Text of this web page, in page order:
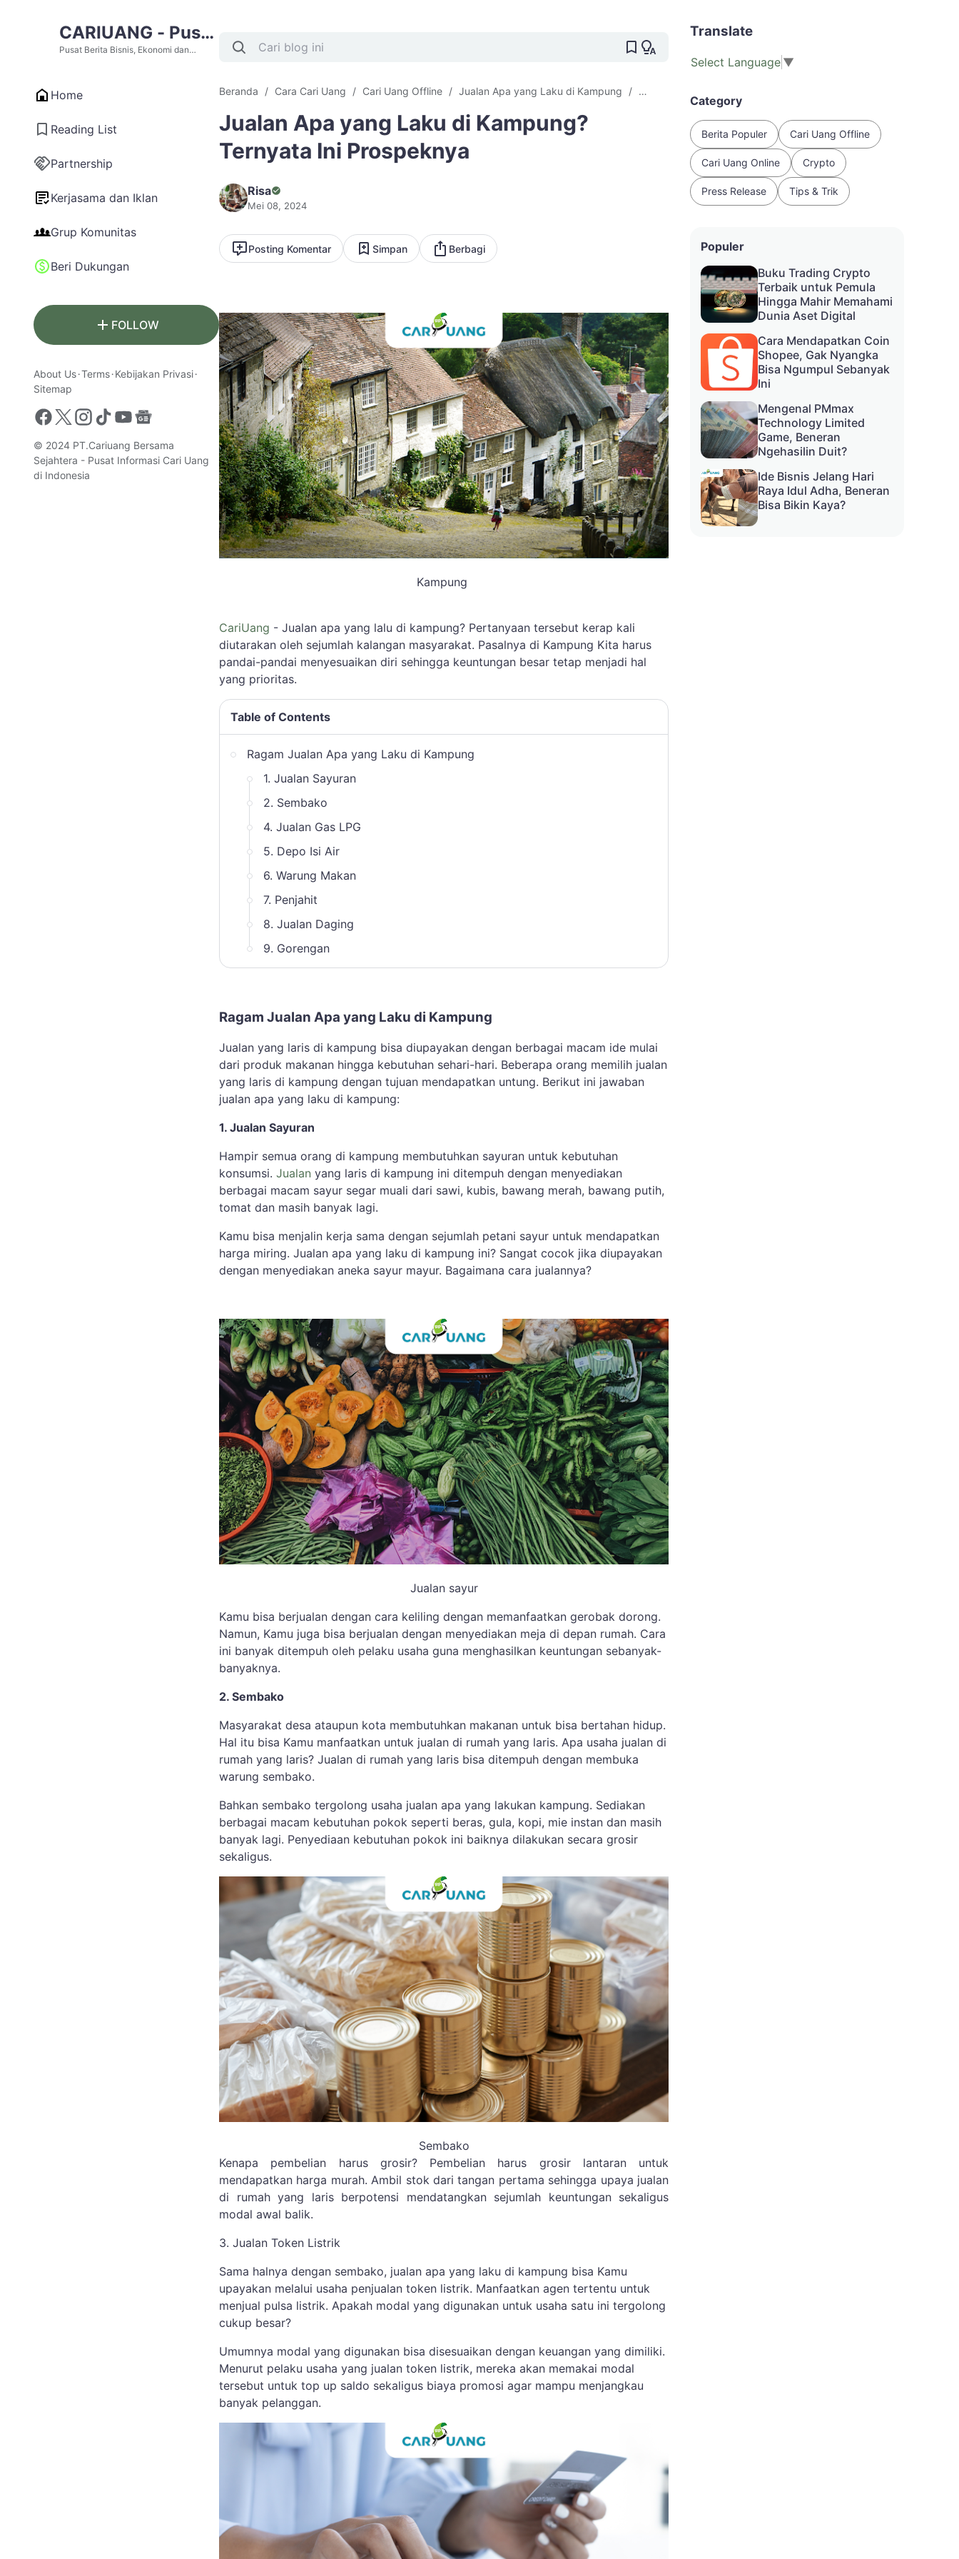
CARIUANG - Pusat
Berita Bisnis,
Uang Terupdate
Hari Ini
Pusat Berita Bisnis, Ekonomi dan
Home
Reading List
Partnership
Kerjasama dan Iklan
Grup Komunitas
Beri Dukungan
FOLLOW
About Us Terms Kebijakan Privasi
Sitemap
© 2024 PT.Cariuang Bersama
Sejahtera - Pusat Informasi Cari Uang
di Indonesia
Beranda Cara Cari Uang Cari Uang Offline Jualan Apa yang Laku di Kampung Usaha di Desa
Jualan Apa yang Laku di Kampung?
Ternyata Ini Prospeknya
Risa
Mei 08, 2024
Posting Komentar Simpan Berbagi
Kampung
CariUang - Jualan apa yang lalu di kampung? Pertanyaan tersebut kerap kali
diutarakan oleh sejumlah kalangan masyarakat. Pasalnya di Kampung Kita harus
pandai-pandai menyesuaikan diri sehingga keuntungan besar tetap menjadi hal
yang prioritas.
Table of Contents
Ragam Jualan Apa yang Laku di Kampung
1. Jualan Sayuran
2. Sembako
4. Jualan Gas LPG
5. Depo Isi Air
6. Warung Makan
7. Penjahit
8. Jualan Daging
9. Gorengan
Ragam Jualan Apa yang Laku di Kampung
Jualan yang laris di kampung bisa diupayakan dengan berbagai macam ide mulai
dari produk makanan hingga kebutuhan sehari-hari. Beberapa orang memilih jualan
yang laris di kampung dengan tujuan mendapatkan untung. Berikut ini jawaban
jualan apa yang laku di kampung:
1. Jualan Sayuran
Hampir semua orang di kampung membutuhkan sayuran untuk kebutuhan
konsumsi. Jualan yang laris di kampung ini ditempuh dengan menyediakan
berbagai macam sayur segar muali dari sawi, kubis, bawang merah, bawang putih,
tomat dan masih banyak lagi.
Kamu bisa menjalin kerja sama dengan sejumlah petani sayur untuk mendapatkan
harga miring. Jualan apa yang laku di kampung ini? Sangat cocok jika diupayakan
dengan menyediakan aneka sayur mayur. Bagaimana cara jualannya?
Jualan sayur
Kamu bisa berjualan dengan cara keliling dengan memanfaatkan gerobak dorong.
Namun, Kamu juga bisa berjualan dengan menyediakan meja di depan rumah. Cara
ini banyak ditempuh oleh pelaku usaha guna menghasilkan keuntungan sebanyak-
banyaknya.
2. Sembako
Masyarakat desa ataupun kota membutuhkan makanan untuk bisa bertahan hidup.
Hal itu bisa Kamu manfaatkan untuk jualan di rumah yang laris. Apa usaha jualan di
rumah yang laris? Jualan di rumah yang laris bisa ditempuh dengan membuka
warung sembako.
Bahkan sembako tergolong usaha jualan apa yang lakukan kampung. Sediakan
berbagai macam kebutuhan pokok seperti beras, gula, kopi, mie instan dan masih
banyak lagi. Penyediaan kebutuhan pokok ini baiknya dilakukan secara grosir
sekaligus.
Sembako
Kenapa pembelian harus grosir? Pembelian harus grosir lantaran untuk
mendapatkan harga murah. Ambil stok dari tangan pertama sehingga upaya jualan
di rumah yang laris berpotensi mendatangkan sejumlah keuntungan sekaligus
modal awal balik.
3. Jualan Token Listrik
Sama halnya dengan sembako, jualan apa yang laku di kampung bisa Kamu
upayakan melalui usaha penjualan token listrik. Manfaatkan agen tertentu untuk
menjual pulsa listrik. Apakah modal yang digunakan untuk usaha satu ini tergolong
cukup besar?
Umumnya modal yang digunakan bisa disesuaikan dengan keuangan yang dimiliki.
Menurut pelaku usaha yang jualan token listrik, mereka akan memakai modal
tersebut untuk top up saldo sekaligus biaya promosi agar mampu menjangkau
banyak pelanggan.
Translate
Select Language ▼
Category
Berita Populer Cari Uang Offline
Cari Uang Online Crypto
Press Release Tips & Trik
Populer
Buku Trading Crypto
Terbaik untuk Pemula
Hingga Mahir Memahami
Dunia Aset Digital
Cara Mendapatkan Coin
Shopee, Gak Nyangka
Bisa Ngumpul Sebanyak
Ini
Mengenal PMmax
Technology Limited
Game, Beneran
Ngehasilin Duit?
Ide Bisnis Jelang Hari
Raya Idul Adha, Beneran
Bisa Bikin Kaya?